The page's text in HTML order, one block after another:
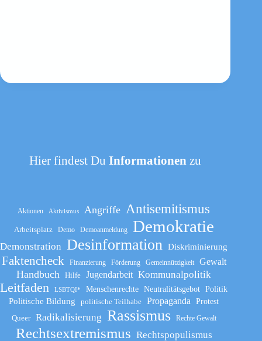
Hier findest DuInformationenzu
Aktionen Aktivismus Angriffe Antisemitismus
Arbeitsplatz Demo Demoanmeldung Demokratie
Demonstration Desinformation Diskriminierung
Faktencheck Finanzierung Förderung Gemeinnützigkeit Gewalt
Handbuch Hilfe Jugendarbeit Kommunalpolitik
Leitfaden LSBTQI* Menschenrechte Neutralitätsgebot Politik
Politische Bildung politische Teilhabe Propaganda
Protest
Queer
Radikalisierung Rassismus Rechte Gewalt
Rechtsextremismus Rechtspopulismus